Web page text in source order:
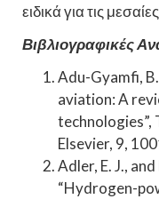
ειδικά για τις
Βιβλιογραφικές
Adu-Gyamfi,
aviation: A
Elsevier, 9,
Adler, E. J.,
“Hydrogen-